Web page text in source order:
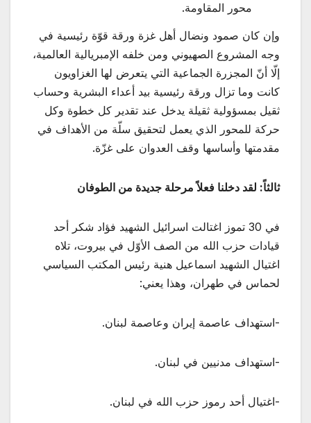
محور المقاومة.
وإن كان صمود ونضال أهل غزة ورقة قوّة رئيسية في
وجه المشروع الصهيوني ومن خلفه الإمبريالية العالمية،
إلّا أنّ المجزرة الجماعية التي يتعرض لها الغزاويون
كانت وما تزال ورقة رئيسية بيد أعداء البشرية وحساب
ثقيل بمسؤولية ثقيلة يدخل عند تقدير كل خطوة وكل
حركة للمحور الذي يعمل لتحقيق سلّة من الأهداف في
مقدمتها وأساسها وقف العدوان على غزّة.
ثالثاً: لقد دخلنا فعلاً مرحلة جديدة من الطوفان
في 30 تموز اغتالت اسرائيل الشهيد فؤاد شكر أحد
قيادات حزب الله من الصف الأوّل في بيروت، تلاه
اغتيال الشهيد اسماعيل هنية رئيس المكتب السياسي
لحماس في طهران، وهذا يعني:
-استهداف عاصمة إيران وعاصمة لبنان.
-استهداف مدنيين في لبنان.
-اغتيال أحد رموز حزب الله في لبنان.